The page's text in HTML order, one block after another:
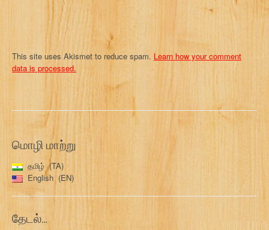
This site uses Akismet to reduce spam. Learn how your comment
data is processed.
மொழி மாற்று
தமிழ்
TA
English
EN
தேடல்…